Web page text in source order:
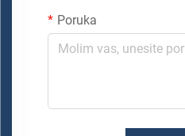
Poruka